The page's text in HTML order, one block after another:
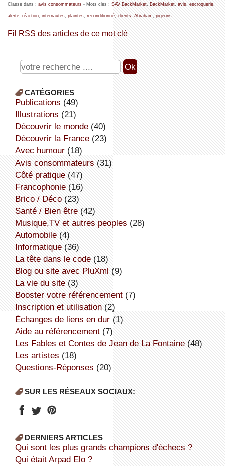
Classé dans : avis consommateurs- Mots clés : SAV BackMarket, BackMarket, avis, escroquerie,
alerte, réaction, internautes, plaintes, reconditionné, clients, Abraham pigeons
Fil RSS des articles de ce mot clé
CATÉGORIES
publications (49)
illustrations (21)
découvrir le monde(40)
découvrir la France(23)
avec humour(18)
avis consommateurs (31)
côté pratique(47)
Francophonie(16)
Brico / Déco(23)
Santé / Bien être(42)
Musique,TV et autres peoples (28)
Automobile(4)
informatique(36)
la tête dans le code(18)
Blog ou site avec PluXml (9)
la vie du site(3)
booster votre référencement(7)
inscription et utilisation(2)
échanges de liens en dur(1)
aide au référencement(7)
Les Fables et Contes de Jean de La Fontaine(48)
Les artistes (18)
Questions-Réponses (20)
SUR LES RÉSEAUX SOCIAUX:
DERNIERS ARTICLES
Qui sont les plus grands champions d'échecs ?
Qui était Arpad Elo ?